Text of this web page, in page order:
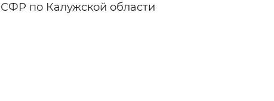
по Калужской области